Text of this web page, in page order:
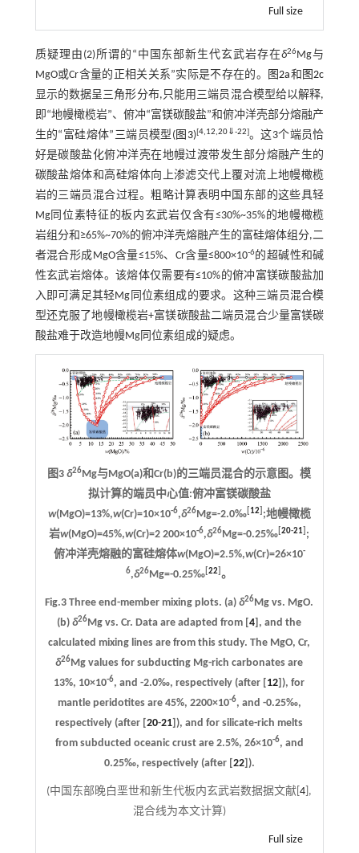
Full size
质疑理由(2)所谓的“中国东部新生代玄武岩存在δ26Mg与
MgO或Cr含量的正相关关系”实际是不存在的。
图2a和 图2c
显示的数据呈三角形分布,只能用三端员混合模型给以解释,
即“地幔橄榄岩”、俯冲“富镁碳酸盐”和俯冲洋壳部分熔融产
生的“富硅熔体”三端员模型(图3)[4,12,20⇓-22]。这3个端员恰
好是碳酸盐化俯冲洋壳在地幔过渡带发生部分熔融产生的
碳酸盐熔体和高硅熔体向上渗滤交代上覆对流上地幔橄榄
岩的三端员混合过程。粗略计算表明中国东部的这些具轻
Mg同位素特征的板内玄武岩仅含有≤30%~35%的地幔橄榄
岩组分和≥65%~70%的俯冲洋壳熔融产生的富硅熔体组分,二
者混合形成MgO含量≤15%、Cr含量≤800×10-6的超碱性和碱
性玄武岩熔体。该熔体仅需要有≤10%的俯冲富镁碳酸盐加
入即可满足其轻Mg同位素组成的要求。这种三端员混合模
型还克服了地幔橄榄岩+富镁碳酸盐二端员混合少量富镁碳
酸盐难于改造地幔Mg同位素组成的疑虑。
图3δ26Mg与MgO(a)和Cr(b)的三端员混合的示意图。模
拟计算的端员中心值:俯冲富镁碳酸盐
w(MgO)=13%,w(Cr)=10×10-6,δ26Mg=-2.0‰ 12] ;地幔橄榄
岩w(MgO)=45%,w(Cr)=2 200×10-6,δ26Mg=-0.25‰ [20-21 ;
俯冲洋壳熔融的富硅熔体w(MgO)=2.5%,w(Cr)=26×10-
6,δ26Mg=-0.25‰ [22 。
Fig.3 Three end-member mixing plots. (a)δ26Mg vs. MgO.
(b)δ26Mg vs. Cr. Data are adapted from [4], and the
calculated mixing lines are from this study. The MgO, Cr,
δ26Mg values for subducting Mg-rich carbonates are
13%, 10×10-6, and -2.0‰, respectively (after [12]), for
mantle peridotites are 45%, 2200×10-6, and -0.25‰,
respectively (after [20-21]), and for silicate-rich melts
from subducted oceanic crust are 2.5%, 26×10-6, and
0.25‰, respectively (after [22]).
(中国东部晚白垩世和新生代板内玄武岩数据据文献[4 ],
混合线为本文计算)
Full size